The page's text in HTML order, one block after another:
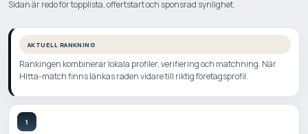
Sidan är redo för topplista, offertstart och sponsrad synlighet.
AKTUELL RANKNING
Rankingen kombinerar lokala profiler, verifiering och matchning. När
Hitta-match finns länkas raden vidare till riktig företagsprofil.
1